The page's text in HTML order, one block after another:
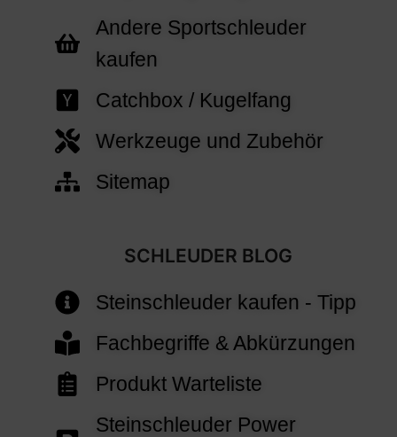
Andere Sportschleuder
kaufen
Catchbox / Kugelfang
Werkzeuge und Zubehör
Sitemap
SCHLEUDER BLOG
Steinschleuder kaufen - Tipp
Fachbegriffe & Abkürzungen
Produkt Warteliste
Steinschleuder Power